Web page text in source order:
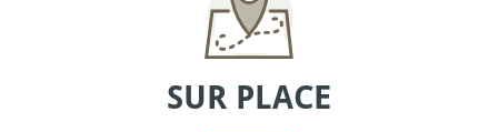
SUR PLACE